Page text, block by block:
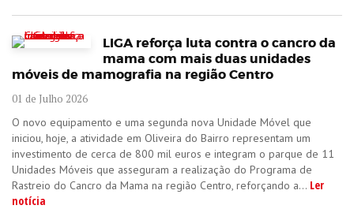
LIGA reforça luta contra o cancro da
mama com mais duas unidades
móveis de mamografia na região Centro
01 de Julho 2026
O novo equipamento e uma segunda nova Unidade Móvel que
iniciou, hoje, a atividade em Oliveira do Bairro representam um
investimento de cerca de 800 mil euros e integram o parque de 11
Unidades Móveis que asseguram a realização do Programa de
Rastreio do Cancro da Mama na região Centro, reforçando a... Ler
notícia